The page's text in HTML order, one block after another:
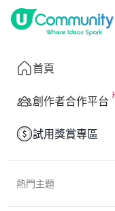
首頁
創作者合作平台
試用獎賞專區
熱門主題